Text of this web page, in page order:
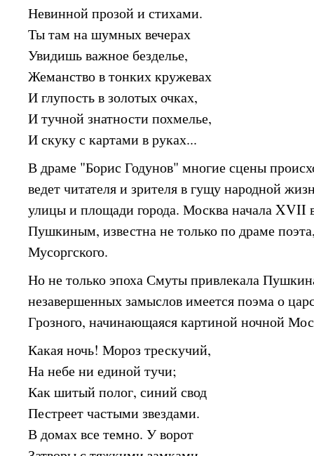
Невинной прозой и стихами.
Ты там на шумных вечерах
Увидишь важное безделье,
Жеманство в тонких кружевах
И глупость в золотых очках,
И тучной знатности похмелье,
И скуку с картами в руках...
В драме "Борис Годунов" многие сцены
ведет читателя и зрителя в гущу народной
улицы и площади города. Москва начала XVII
Пушкиным, известна не только по драме
Мусоргского.
Но не только эпоха Смуты привлекала
незавершенных замыслов имеется поэма о
Грозного, начинающаяся картиной ночной
Какая ночь! Мороз трескучий,
На небе ни единой тучи;
Как шитый полог, синий свод
Пестреет частыми звездами.
В домах все темно. У ворот